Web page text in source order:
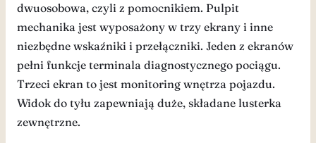
dwuosobowa, czyli z pomocnikiem. Pulpit
mechanika jest wyposażony w trzy ekrany i inne
niezbędne wskaźniki i przełączniki. Jeden z ekranów
pełni funkcje terminala diagnostycznego pociągu.
Trzeci ekran to jest monitoring wnętrza pojazdu.
Widok do tyłu zapewniają duże, składane lusterka
zewnętrzne.